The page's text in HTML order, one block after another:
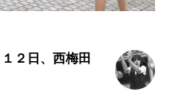
２日、西梅田